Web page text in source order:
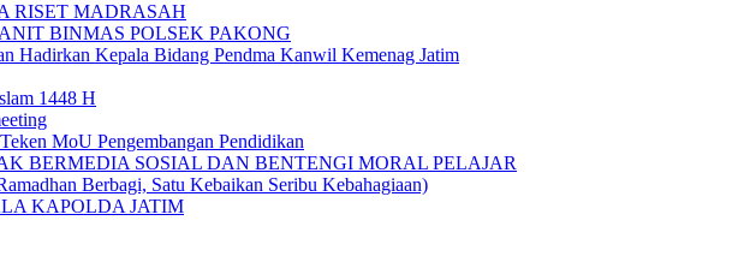
RISET MADRASAH
BINMAS POLSEK PAKONG
Hadirkan Kepala Bidang Pendma Kanwil Kemenag Jatim
1448 H
MoU Pengembangan Pendidikan
BERMEDIA SOSIAL DAN BENTENGI MORAL PELAJAR
Berbagi, Satu Kebaikan Seribu Kebahagiaan)
KAPOLDA JATIM